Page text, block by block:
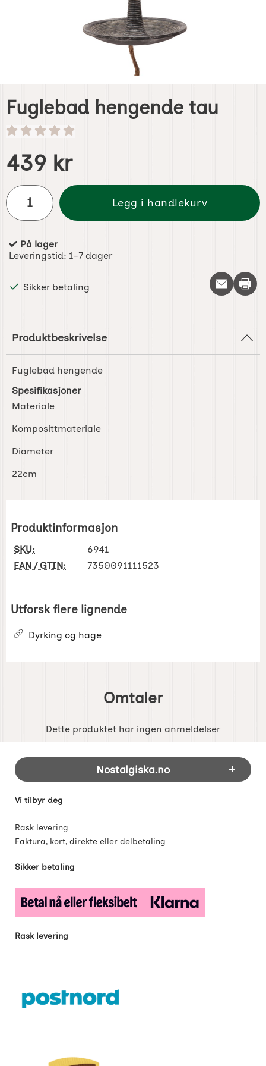
Fuglebad hengende tau
Handle dette produktet, Fuglebad hengende tau
pris
439 kr
antall
Legg i handlekurv
Produkttilgjengelighet:
På lager
Leveringstid: 1-7 dager
Sikker betaling Skriv
Produktbeskrivelse
Fuglebad hengende
Spesifikasjoner
Materiale
Komposittmateriale
Diameter
22cm
Produktinformasjon
SKU:
6941
EAN / GTIN:
7350091111523
Utforsk flere lignende
Dyrking og hage
Omtaler
Dette produktet har ingen anmeldelser
Footer-innhold Blandet informasjon og
Nostalgiska.no
Vi tilbyr deg
Rask levering
Faktura, kort, direkte eller delbetaling
Sikker betaling
Rask levering